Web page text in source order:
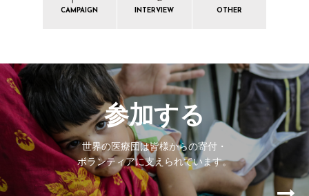
CAMPAIGN INTERVIEW OTHER
参加する
世界の医療団は皆様からの寄付・
ボランティアに支えられています。